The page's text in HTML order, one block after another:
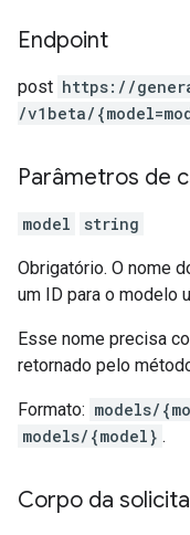
Endpoint
post https: / /
/v1beta/
Parâmetros de
model string
Obrigatório. O nome
um ID para o modelo
Esse nome precisa
retornado pelo
Formato: models/
models/{model} .
Corpo da